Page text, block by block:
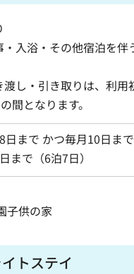
入浴・その他宿泊を伴
し・引き取りは、利用
間となります。
日まで かつ毎月10日まで
まで（6泊7日）
子供の家
トステイ